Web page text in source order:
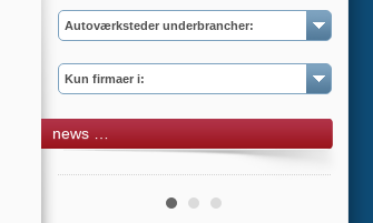
Autoværksteder underbrancher:
Kun firmaer i:
news …